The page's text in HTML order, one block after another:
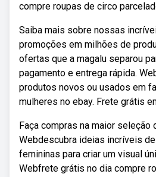
compre roupas de circo
Saiba mais sobre nossas
promoções em milhões de
ofertas que a magalu separou
pagamento e entrega rápida.
produtos novos ou usados em
mulheres no ebay. Frete grátis
Faça compras na maior seleção
Webdescubra ideias incríveis
femininas para criar um visual
Webfrete grátis no dia compre